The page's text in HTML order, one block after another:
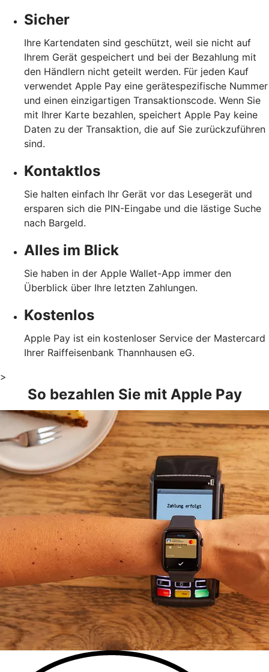
Sicher
Ihre Kartendaten sind geschützt, weil sie nicht auf
Ihrem Gerät gespeichert und bei der Bezahlung mit
den Händlern nicht geteilt werden. Für jeden Kauf
verwendet Apple Pay eine gerätespezifische Nummer
und einen einzigartigen Transaktionscode. Wenn Sie
mit Ihrer Karte bezahlen, speichert Apple Pay keine
Daten zu der Transaktion, die auf Sie zurückzuführen
sind.
Kontaktlos
Sie halten einfach Ihr Gerät vor das Lesegerät und
ersparen sich die PIN-Eingabe und die lästige Suche
nach Bargeld.
Alles im Blick
Sie haben in der Apple Wallet-App immer den
Überblick über Ihre letzten Zahlungen.
Kostenlos
Apple Pay ist ein kostenloser Service der Mastercard
Ihrer Raiffeisenbank Thannhausen eG.
>
So bezahlen Sie mit Apple Pay